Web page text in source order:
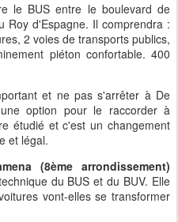
le BUS entre le boulevard de
Roy d'Espagne. Il comprendra :
2 voies de transports publics,
piéton confortable. 400
et ne pas s'arrêter à De
option pour le raccorder à
étudié et c'est un changement
et légal.
(8ème arrondissement)
du BUS et du BUV. Elle
vont-elles se transformer